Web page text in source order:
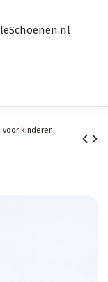
voor kinderen